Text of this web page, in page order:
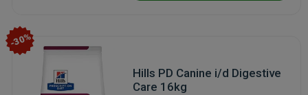
-30%
Hills PD Canine i/d Digestive
Care 16kg